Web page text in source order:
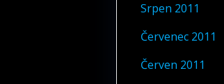
Srpen 2011
Červenec 2011
Červen 2011